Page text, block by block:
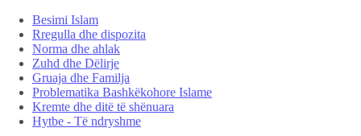
Besimi Islam
Rregulla dhe dispozita
Norma dhe ahlak
Zuhd dhe Dëlirje
Gruaja dhe Familja
Problematika Bashkëkohore Islame
Kremte dhe ditë të shënuara
Hytbe - Të ndryshme